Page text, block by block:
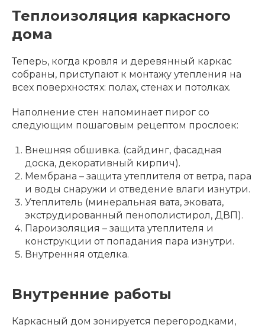
Теплоизоляция каркасного
дома
Теперь, когда кровля и деревянный каркас
собраны, приступают к монтажу утепления на
всех поверхностях: полах, стенах и потолках.
Наполнение стен напоминает пирог со
следующим пошаговым рецептом прослоек:
Внешняя обшивка. (сайдинг, фасадная
доска, декоративный кирпич).
Мембрана – защита утеплителя от ветра, пара
и воды снаружи и отведение влаги изнутри.
Утеплитель (минеральная вата, эковата,
экструдированный пенополистирол, ДВП).
Пароизоляция – защита утеплителя и
конструкции от попадания пара изнутри.
Внутренняя отделка.
Внутренние работы
Каркасный дом зонируется перегородками,